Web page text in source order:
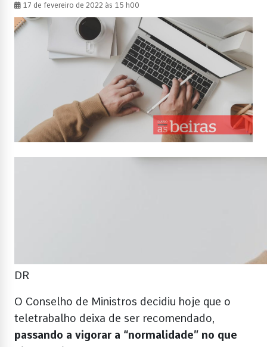
17 de fevereiro de 2022 às 15 h00
DR
O Conselho de Ministros decidiu hoje que o
teletrabalho deixa de ser recomendado,
passando a vigorar a “normalidade” no que